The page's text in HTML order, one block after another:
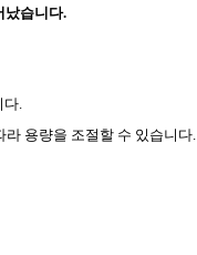
났습니다.
다.
라 용량을 조절할 수 있습니다.